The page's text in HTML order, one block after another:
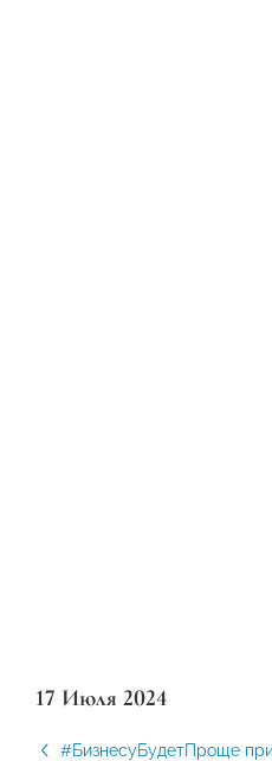
17 Июля 2024
#БизнесуБудетПроще